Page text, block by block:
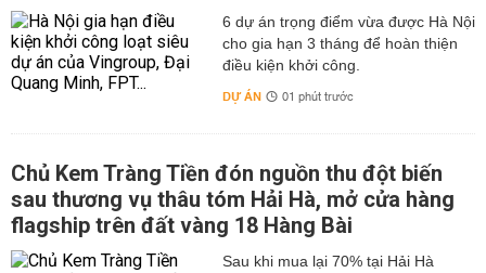
6 dự án trọng điểm vừa được Hà Nội
cho gia hạn 3 tháng để hoàn thiện
điều kiện khởi công.
DỰ ÁN 01 phút trước
Chủ Kem Tràng Tiền đón nguồn thu đột biến
sau thương vụ thâu tóm Hải Hà, mở cửa hàng
flagship trên đất vàng 18 Hàng Bài
Sau khi mua lại 70% tại Hải Hà